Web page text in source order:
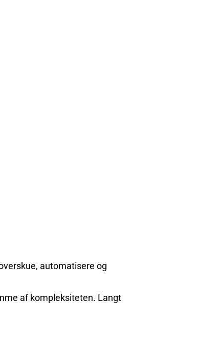
automatisere og
af kompleksiteten. Langt